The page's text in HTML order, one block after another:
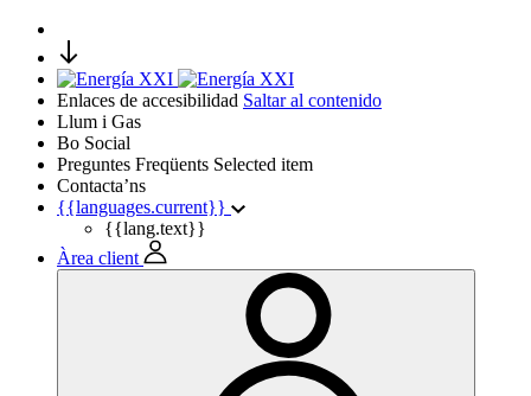
Enlaces de accesibilidad Saltar al contenido
Llum i Gas
Bo Social
Preguntes Freqüents Selected item
Contacta’ns
{{languages.current}}
{{lang.text}}
Àrea client